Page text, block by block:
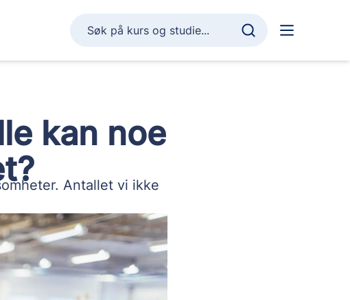
Søk på kurs og studie...
kan noe
Antallet vi ikke